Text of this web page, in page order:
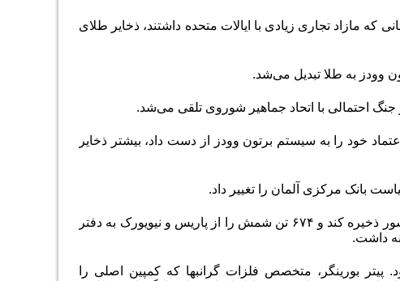
مازاد تجاری زیادی با ایالات متحده داشتند، ذخایر طلای
جنگ احتمالی با اتحاد جماهیر شوروی تلقی می‌‌‌شد.
شارل دوگل اعتماد خود را به سیستم برتون وودز از دست داد، بیشتر ذخایر
.
در سال ۲۰۱۳، بانک مرکزی آلمان تصمیم گرفت نیمی از ذخایر خود را در داخل کشور ذخیره کند و ۶۷۴ تن شمش را از پاریس و نیویورک به دفتر
پیتر بورینگر، متخصص فلزات گرانبها که کمپین اصلی را